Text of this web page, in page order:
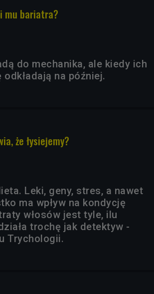
mu bariatra?
do mechanika, ale kiedy ich
na później.
że łysiejemy?
Leki, geny, stres, a nawet
ma wpływ na kondycję
włosów jest tyle, ilu
trochę jak detektyw -
Trychologii.